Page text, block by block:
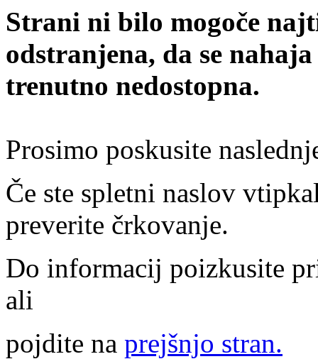
Strani ni bilo mogoče
odstranjena, da se
trenutno nedostopna.
Prosimo poskusite
Če ste spletni naslov
preverite črkovanje.
Do informacij poizkusite
ali
pojdite na prejšnjo stran.